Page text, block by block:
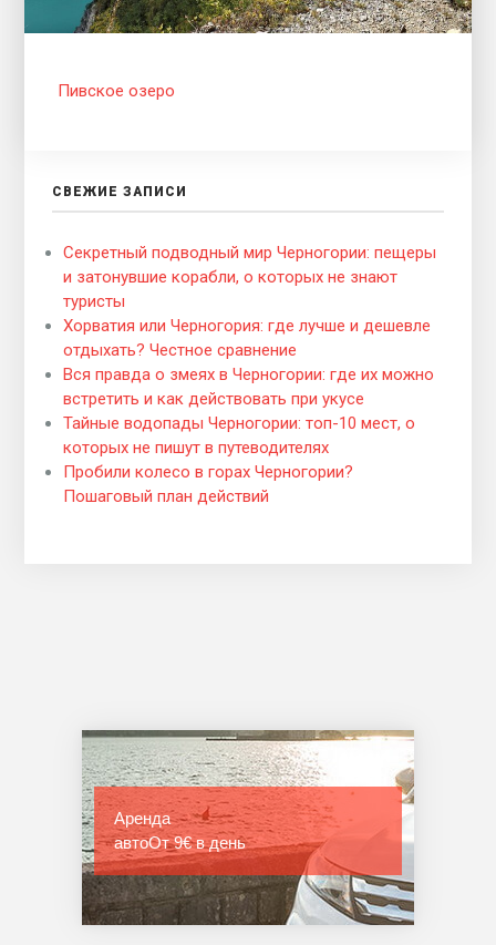
Пивское озеро
СВЕЖИЕ ЗАПИСИ
Секретный подводный мир Черногории: пещеры
и затонувшие корабли, о которых не знают
туристы
Хорватия или Черногория: где лучше и дешевле
отдыхать? Честное сравнение
Вся правда о змеях в Черногории: где их можно
встретить и как действовать при укусе
Тайные водопады Черногории: топ-10 мест, о
которых не пишут в путеводителях
Пробили колесо в горах Черногории?
Пошаговый план действий
Аренда
автоОт 9€ в день